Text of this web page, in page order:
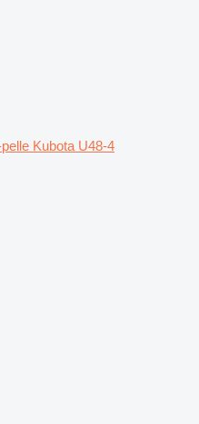
Kubota U48-4